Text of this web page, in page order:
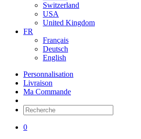
Switzerland
USA
United Kingdom
FR
Français
Deutsch
English
Personnalisation
Livraison
Ma Commande
0